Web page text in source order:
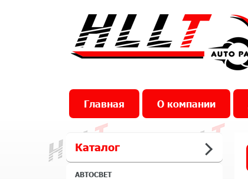
Главная О компании
Каталог
АВТОСВЕТ